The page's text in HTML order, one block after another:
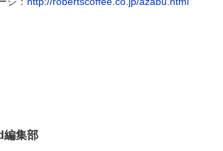
編集部